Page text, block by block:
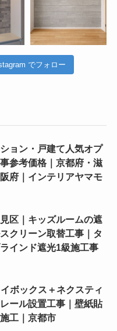
でフォロー
ョン・戸建て人気オプ
参考価格｜京都府・滋
府｜インテリアヤマモ
区｜キッズルームの遮
クリーン取替工事｜タ
インド遮光1級施工事
ボックス＋ネクスティ
ール設置工事｜壁紙貼
工｜京都市